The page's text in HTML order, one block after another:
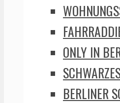
ONLY IN
BERLINER